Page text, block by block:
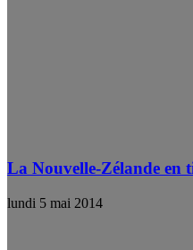
La Nouvelle-Zélande en
lundi 5 mai 2014